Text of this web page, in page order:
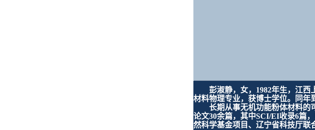
彭淑静， 女， 1982年生， 江西
材料物理专业，获博士学位。同年
长期从事无机功能粉体材料的
论文30余篇，其中SCI/EI收录6篇
然科学基金项目、辽宁省科技厅联